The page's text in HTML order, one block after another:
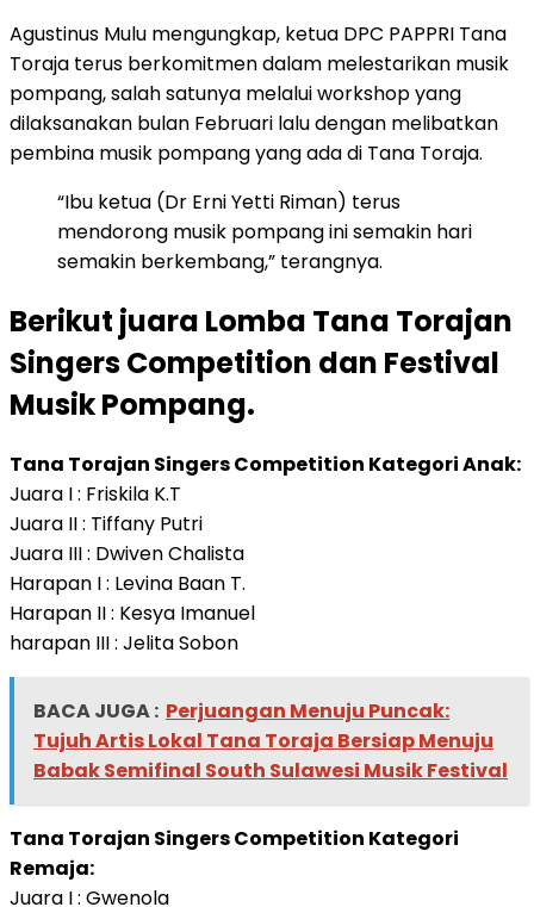
Agustinus Mulu mengungkap, ketua DPC PAPPRI Tana
Toraja terus berkomitmen dalam melestarikan musik
pompang, salah satunya melalui workshop yang
dilaksanakan bulan Februari lalu dengan melibatkan
pembina musik pompang yang ada di Tana Toraja.
“Ibu ketua (Dr Erni Yetti Riman) terus
mendorong musik pompang ini semakin hari
semakin berkembang,” terangnya.
Berikut juara Lomba Tana Torajan
Singers Competition dan Festival
Musik Pompang.
Tana Torajan Singers Competition Kategori Anak:
Juara I : Friskila K.T
Juara II : Tiffany Putri
Juara III : Dwiven Chalista
Harapan I : Levina Baan T.
Harapan II : Kesya Imanuel
harapan III : Jelita Sobon
BACA JUGA : Perjuangan Menuju Puncak:
Tujuh Artis Lokal Tana Toraja Bersiap Menuju
Babak Semifinal South Sulawesi Musik Festival
Tana Torajan Singers Competition Kategori
Remaja:
Juara I : Gwenola